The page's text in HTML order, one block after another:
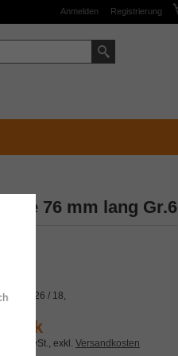
Anmelden Registrierung
Suche
76 mm lang Gr.6
17 / 26 / 18,
MwSt., exkl. Versandkosten